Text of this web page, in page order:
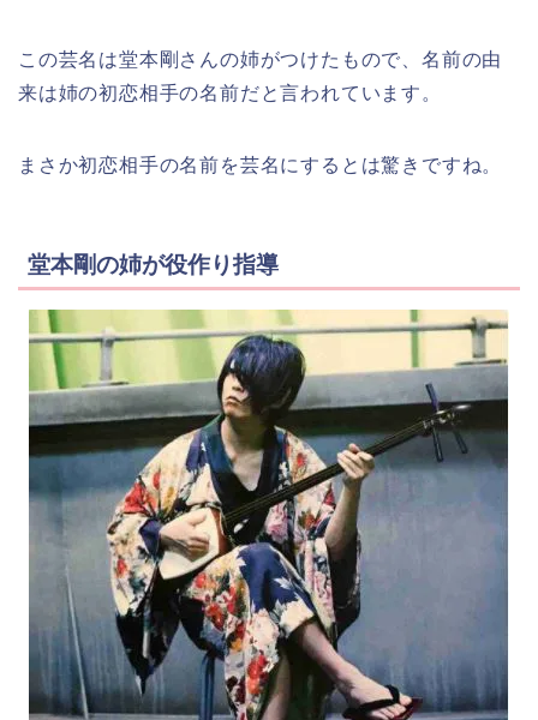
この芸名は堂本剛さんの姉がつけたもので、名前の由
来は姉の初恋相手の名前だと言われています。
まさか初恋相手の名前を芸名にするとは驚きですね。
堂本剛の姉が役作り指導